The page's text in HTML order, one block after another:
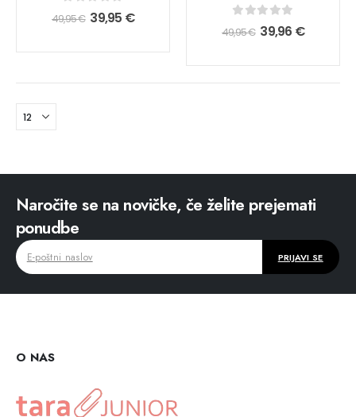
out of 5
49,95€ 39,95 € out of 5
49,95€ 39,96 €
Naročite se na novičke, če želite prejemati
ponudbe
O NAS